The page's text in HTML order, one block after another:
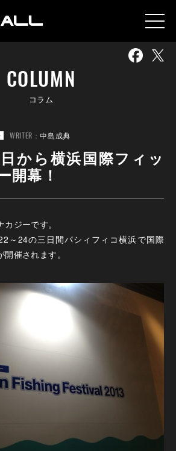
COLUMN
コラム
WRITER：中島成典
から横浜国際フィッ
開幕！
ジーです。
～24の三日間パシィフィコ横浜で国際
催されます。